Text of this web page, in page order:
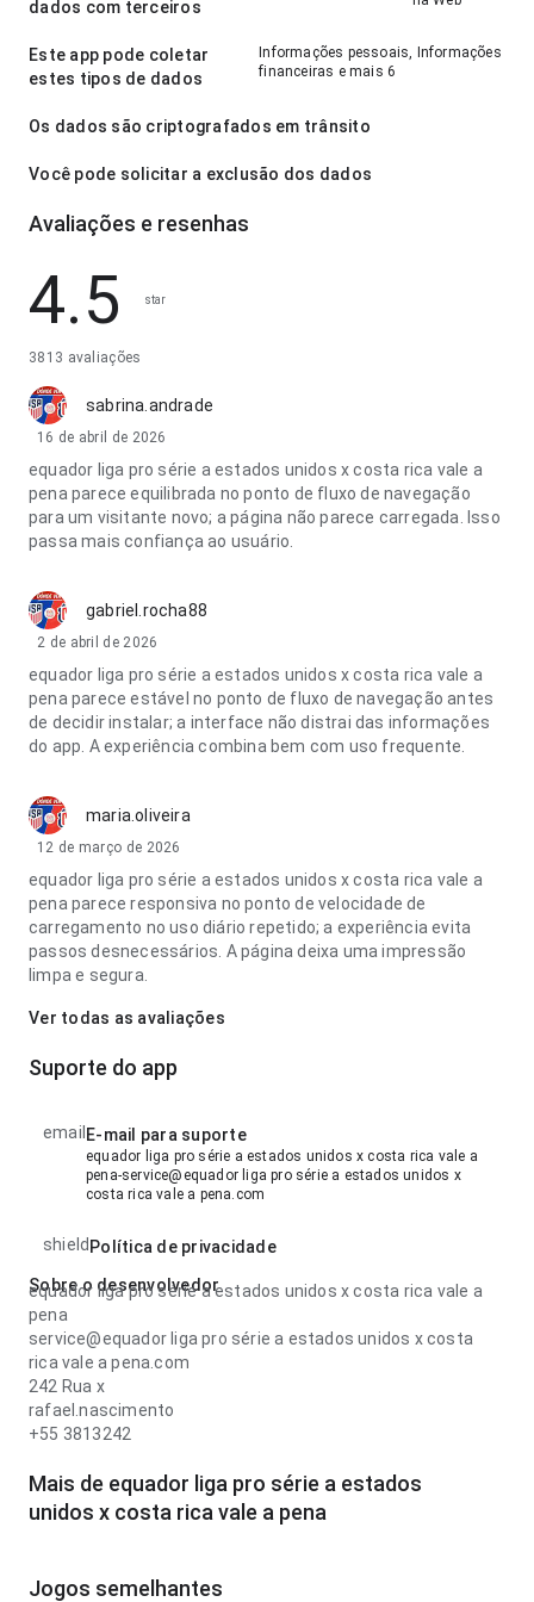
dados com terceiros
Este app pode coletar
estes tipos de dados
Informações pessoais, Informações
financeiras e mais 6
Os dados são criptografados em trânsito
Você pode solicitar a exclusão dos dados
Avaliações e resenhas
4.5 star
3813 avaliações
sabrina.andrade
16 de abril de 2026
equador liga pro série a estados unidos x costa rica vale a
pena parece equilibrada no ponto de fluxo de navegação
para um visitante novo; a página não parece carregada. Isso
passa mais confiança ao usuário.
gabriel.rocha88
2 de abril de 2026
equador liga pro série a estados unidos x costa rica vale a
pena parece estável no ponto de fluxo de navegação antes
de decidir instalar; a interface não distrai das informações
do app. A experiência combina bem com uso frequente.
maria.oliveira
12 de março de 2026
equador liga pro série a estados unidos x costa rica vale a
pena parece responsiva no ponto de velocidade de
carregamento no uso diário repetido; a experiência evita
passos desnecessários. A página deixa uma impressão
limpa e segura.
Ver todas as avaliações
Suporte do app
email E-mail para suporte
equador liga pro série a estados unidos x costa rica vale a
pena-service@equador liga pro série a estados unidos x
costa rica vale a pena.com
shield Política de privacidade
Sobre o desenvolvedor
equador liga pro série a estados unidos x costa rica vale a
pena
service@equador liga pro série a estados unidos x costa
rica vale a pena.com
242 Rua x
rafael.nascimento
+55 3813242
Mais de equador liga pro série a estados
unidos x costa rica vale a pena
Jogos semelhantes